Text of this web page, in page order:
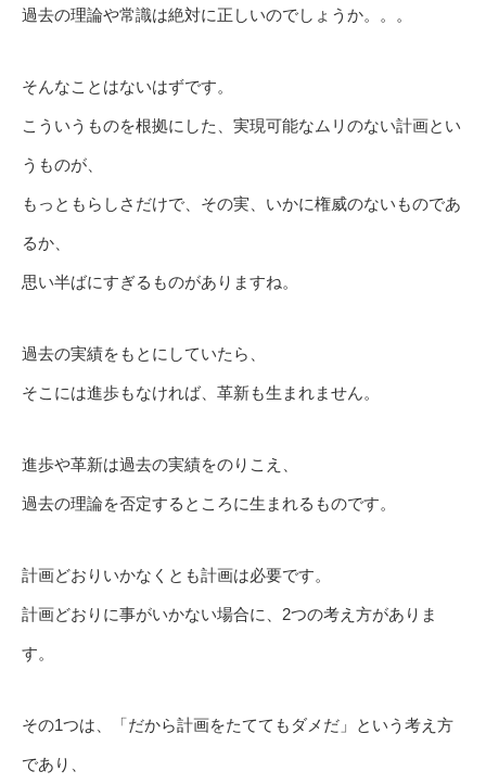
過去の理論や常識は絶対に正しいのでしょうか。。。
そんなことはないはずです。
こういうものを根拠にした、実現可能なムリのない計画とい
うものが、
もっともらしさだけで、その実、いかに権威のないものであ
るか、
思い半ばにすぎるものがありますね。
過去の実績をもとにしていたら、
そこには進歩もなければ、革新も生まれません。
進歩や革新は過去の実績をのりこえ、
過去の理論を否定するところに生まれるものです。
計画どおりいかなくとも計画は必要です。
計画どおりに事がいかない場合に、2つの考え方がありま
す。
その1つは、「だから計画をたててもダメだ」という考え方
であり、